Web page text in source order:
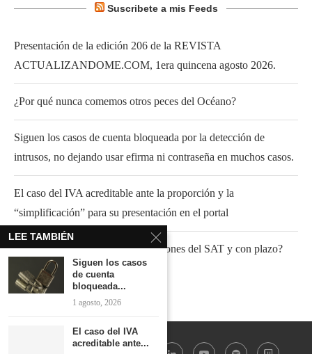
Suscribete a mis Feeds
Presentación de la edición 206 de la REVISTA
ACTUALIZANDOME.COM, 1era quincena agosto 2026.
¿Por qué nunca comemos otros peces del Océano?
Siguen los casos de cuenta bloqueada por la detección de
intrusos, no dejando usar efirma ni contraseña en muchos casos.
El caso del IVA acreditable ante la proporción y la
“simplificación” para su presentación en el portal
¿Fundamento para atender invitaciones del SAT y con plazo?
LEE TAMBIÉN
Siguen los casos
de cuenta
bloqueada...
1 agosto, 2026
El caso del IVA
acreditable ante...